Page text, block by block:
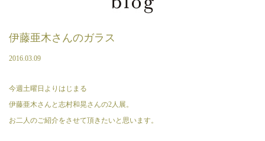
動
伊藤亜木さんのガラス
2016.03.09
今週土曜日よりはじまる
伊藤亜木さんと志村和晃さんの2人展。
お二人のご紹介をさせて頂きたいと思います。